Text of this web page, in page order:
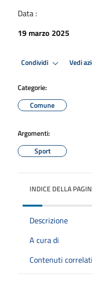
Data :
19 marzo 2025
Condividi Vedi
Categorie:
Comune
Argomenti:
Sport
INDICE DELLA
Descrizione
A cura di
Contenuti correlati